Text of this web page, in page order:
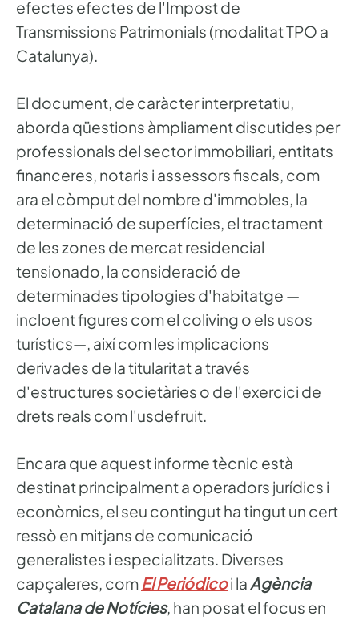
efectes efectes de l'Impost de
Transmissions Patrimonials (modalitat TPO a
Catalunya).
El document, de caràcter interpretatiu,
aborda qüestions àmpliament discutides per
professionals del sector immobiliari, entitats
financeres, notaris i assessors fiscals, com
ara el còmput del nombre d'immobles, la
determinació de superfícies, el tractament
de les zones de mercat residencial
tensionado, la consideració de
determinades tipologies d'habitatge —
incloent figures com el coliving o els usos
turístics—, així com les implicacions
derivades de la titularitat a través
d'estructures societàries o de l'exercici de
drets reals com l'usdefruit.
Encara que aquest informe tècnic està
destinat principalment a operadors jurídics i
econòmics, el seu contingut ha tingut un cert
ressò en mitjans de comunicació
generalistes i especialitzats. Diverses
capçaleres, com El Periódicoi la Agència
Catalana de Notícies, han posat el focus en